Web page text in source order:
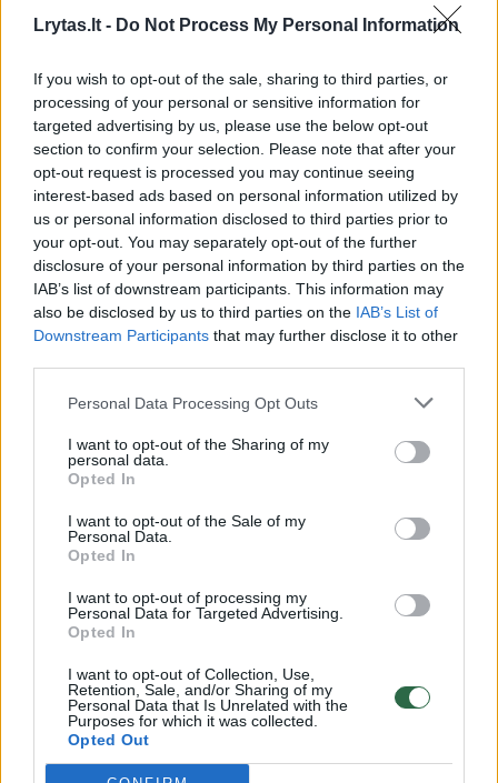
Lrytas.lt - Do Not Process My Personal Information
If you wish to opt-out of the sale, sharing to third parties, or
processing of your personal or sensitive information for
targeted advertising by us, please use the below opt-out
section to confirm your selection. Please note that after your
opt-out request is processed you may continue seeing
interest-based ads based on personal information utilized by
us or personal information disclosed to third parties prior to
your opt-out. You may separately opt-out of the further
disclosure of your personal information by third parties on the
IAB’s list of downstream participants. This information may
also be disclosed by us to third parties on the IAB’s List of
Downstream Participants that may further disclose it to other
Personal Data Processing Opt Outs
I want to opt-out of the Sharing of my
personal data.
Opted In
I want to opt-out of the Sale of my
Personal Data.
Opted In
I want to opt-out of processing my
Personal Data for Targeted Advertising.
Opted In
I want to opt-out of Collection, Use,
Retention, Sale, and/or Sharing of my
Personal Data that Is Unrelated with the
Purposes for which it was collected.
Opted Out
Prisijungti komentatoriams
Šaro sūnėno vedami Lietuvos 16-
mečiai užtikrinta pergale pradėjo
Europos čempionatą(1)
Lrytas.lt
Oradios mieste Rumunijoje penktadienį
prasidėjo Europos vaikinų iki 16 metų